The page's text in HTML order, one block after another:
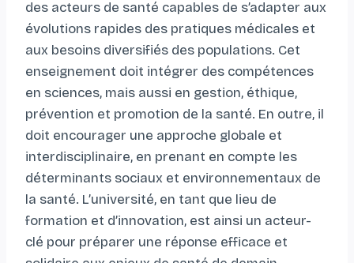
des acteurs de santé capables de s’adapter aux
évolutions rapides des pratiques médicales et
aux besoins diversifiés des populations. Cet
enseignement doit intégrer des compétences
en sciences, mais aussi en gestion, éthique,
prévention et promotion de la santé. En outre, il
doit encourager une approche globale et
interdisciplinaire, en prenant en compte les
déterminants sociaux et environnementaux de
la santé. L’université, en tant que lieu de
formation et d’innovation, est ainsi un acteur-
clé pour préparer une réponse efficace et